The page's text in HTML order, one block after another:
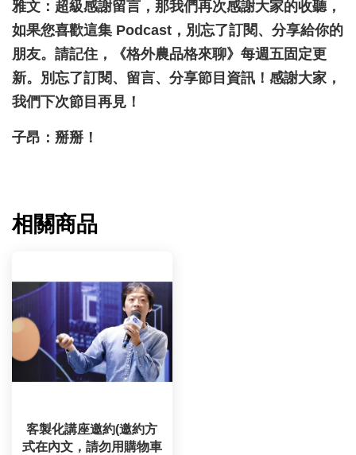
雅文：超級感謝留言，那我們再次感謝大家的收聽，
如果您喜歡這集 Podcast，別忘了訂閱、分享給你的
朋友。請記住，《格外農品格來聊》每週五固定更
新。別忘了訂閱、留言、分享節目資訊！感謝大家，
我們下次節目再見！
子昂：掰掰！
相關商品
客製化講座邀約(邀約方
式在內文，請勿用購物車